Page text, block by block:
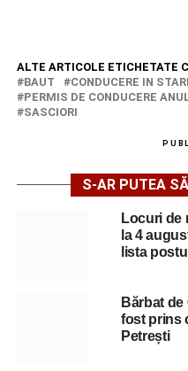
ALTE ARTICOLE ETICHETATE
BAUT
CONDUCERE IN
PERMIS DE CONDUCERE
SASCIORI
S-AR PUTEA
Locuri de
la 4
lista
Bărbat de
fost prins
Petrești